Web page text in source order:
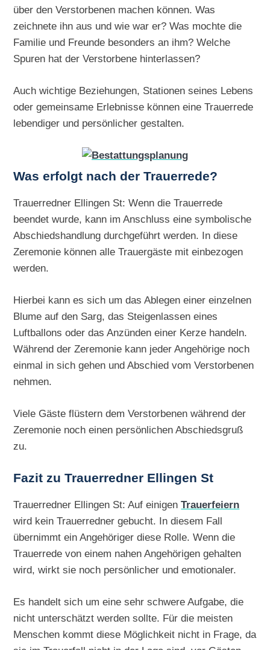
über den Verstorbenen machen können. Was
zeichnete ihn aus und wie war er? Was mochte die
Familie und Freunde besonders an ihm? Welche
Spuren hat der Verstorbene hinterlassen?
Auch wichtige Beziehungen, Stationen seines Lebens
oder gemeinsame Erlebnisse können eine Trauerrede
lebendiger und persönlicher gestalten.
Was erfolgt nach der Trauerrede?
Trauerredner Ellingen St: Wenn die Trauerrede
beendet wurde, kann im Anschluss eine symbolische
Abschiedshandlung durchgeführt werden. In diese
Zeremonie können alle Trauergäste mit einbezogen
werden.
Hierbei kann es sich um das Ablegen einer einzelnen
Blume auf den Sarg, das Steigenlassen eines
Luftballons oder das Anzünden einer Kerze handeln.
Während der Zeremonie kann jeder Angehörige noch
einmal in sich gehen und Abschied vom Verstorbenen
nehmen.
Viele Gäste flüstern dem Verstorbenen während der
Zeremonie noch einen persönlichen Abschiedsgruß
zu.
Fazit zu Trauerredner Ellingen St
Trauerredner Ellingen St: Auf einigenTrauerfeiern
wird kein Trauerredner gebucht. In diesem Fall
übernimmt ein Angehöriger diese Rolle. Wenn die
Trauerrede von einem nahen Angehörigen gehalten
wird, wirkt sie noch persönlicher und emotionaler.
Es handelt sich um eine sehr schwere Aufgabe, die
nicht unterschätzt werden sollte. Für die meisten
Menschen kommt diese Möglichkeit nicht in Frage, da